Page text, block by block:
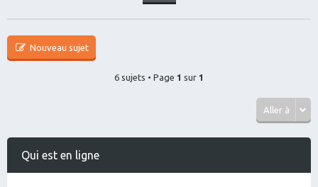
Nouveau sujet
6 sujets • Page 1 sur 1
Aller à
Qui est en ligne